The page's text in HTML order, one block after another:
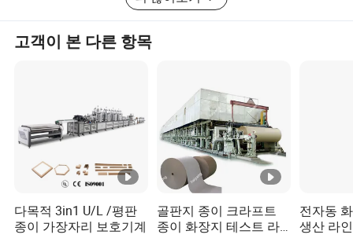
고객이 본 다른 항목
다목적 3in1 U/L /평판
종이 가장자리 보호기계
골판지 종이 크라프트
종이 화장지 테스트 라
전자동
생산 라인